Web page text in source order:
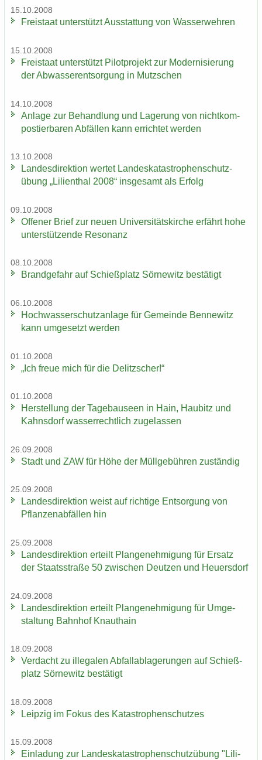
15.10.2008
Frei­staat un­ter­stützt Aus­stat­tung von Was­ser­weh­ren
15.10.2008
Frei­staat un­ter­stützt Pi­lot­pro­jekt zur Mo­der­ni­sie­rung
der Ab­was­ser­ent­sor­gung in Mutz­schen
14.10.2008
An­la­ge zur Be­hand­lung und La­ge­rung von nicht­kom­
pos­tier­ba­ren Ab­fäl­len kann er­rich­tet wer­den
13.10.2008
Lan­des­di­rek­ti­on wer­tet Lan­des­ka­ta­stro­phen­schutz­
übung „Li­li­en­thal 2008“ ins­ge­samt als Er­folg
09.10.2008
Of­fe­ner Brief zur neuen Uni­ver­si­täts­kir­che er­fährt hohe
un­ter­stüt­zen­de Re­so­nanz
08.10.2008
Brand­ge­fahr auf Schieß­platz Sör­ne­witz be­stä­tigt
06.10.2008
Hoch­was­ser­schutz­an­la­ge für Ge­mein­de Ben­ne­witz
kann um­ge­setzt wer­den
01.10.2008
„Ich freue mich für die De­litz­scher!“
01.10.2008
Her­stel­lung der Ta­ge­bau­se­en in Hain, Hau­bitz und
Kahns­dorf was­ser­recht­lich zu­ge­las­sen
26.09.2008
Stadt und ZAW für Höhe der Müll­ge­büh­ren zu­stän­dig
25.09.2008
Lan­des­di­rek­ti­on weist auf rich­ti­ge Ent­sor­gung von
Pflan­zen­ab­fäl­len hin
25.09.2008
Lan­des­di­rek­ti­on er­teilt Plan­ge­neh­mi­gung für Er­satz
der Staats­stra­ße 50 zwi­schen Deut­zen und Heu­ers­dorf
24.09.2008
Lan­des­di­rek­ti­on er­teilt Plan­ge­neh­mi­gung für Um­ge­
stal­tung Bahn­hof Knaut­hain
18.09.2008
Ver­dacht zu il­le­ga­len Ab­fall­ab­la­ge­run­gen auf Schieß­
platz Sör­ne­witz be­stä­tigt
18.09.2008
Leip­zig im Fokus des Ka­ta­stro­phen­schut­zes
15.09.2008
Ein­la­dung zur Lan­des­ka­ta­stro­phen­schutz­übung "Li­li­